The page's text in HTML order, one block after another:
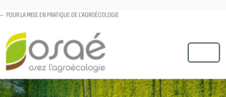
POUR LA MISE EN PRATIQUE DE L'AGROÉCOLOGIE
MENU